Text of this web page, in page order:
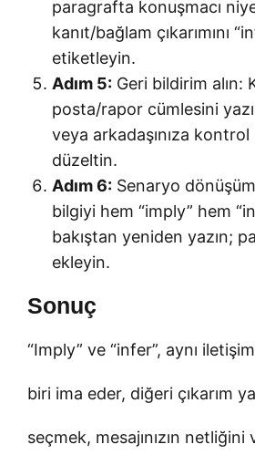
paragrafta konuşmacı
kanıt/bağlam çıkarımını
etiketleyin.
Adım 5: Geri bildirim alın:
posta/rapor cümlesini
veya arkadaşınıza
düzeltin.
Adım 6: Senaryo
bilgiyi hem “imply” hem
bakıştan yeniden yazın;
ekleyin.
Sonuç
“Imply” ve “infer”, aynı
biri ima eder, diğeri çıkarım
seçmek, mesajınızın